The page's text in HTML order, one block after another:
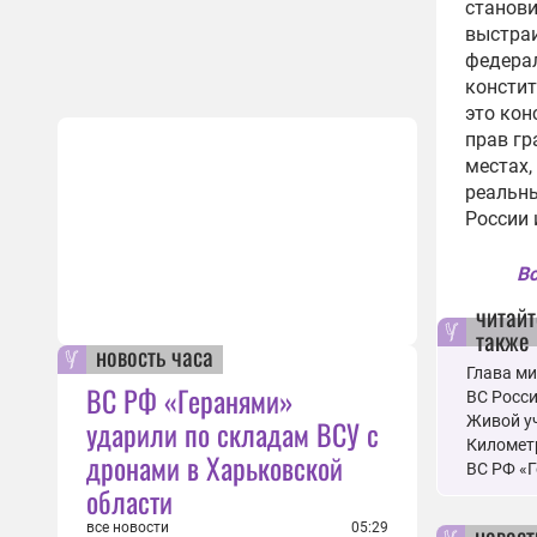
новость часа
ВС РФ «Геранями»
ударили по складам ВСУ с
дронами в Харьковской
области
все новости 05:29
это
прав
России
также
Глава
ВС
Живой
ВС РФ